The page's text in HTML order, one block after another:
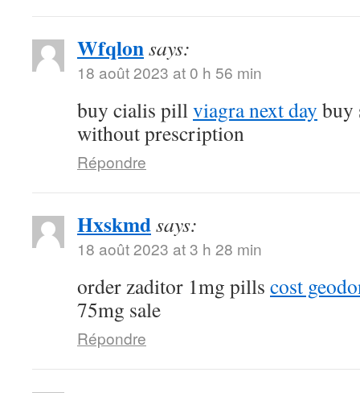
Wfqlonsays:
18 août 2023 at 0 h 56 min
buy cialis pillviagra next day buy
without prescription
Répondre
Hxskmdsays:
18 août 2023 at 3 h 28 min
order zaditor 1mg pills cost
75mg sale
Répondre